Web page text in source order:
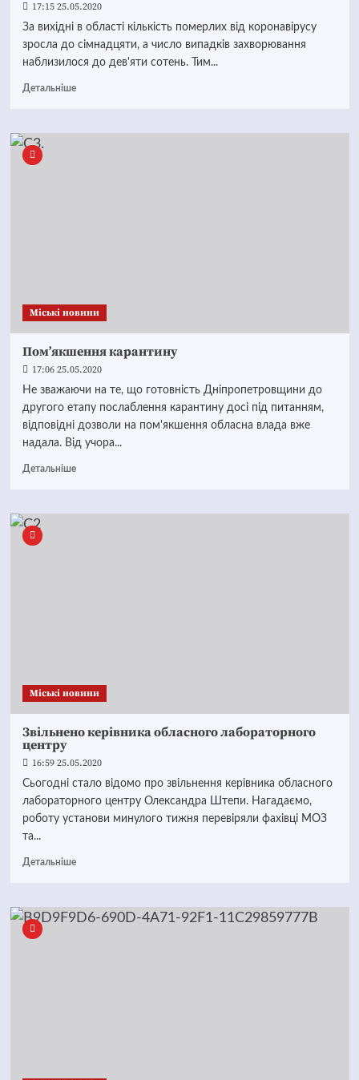
17:15 25.05.2020
За вихідні в області кількість померлих від коронавірусу
зросла до сімнадцяти, а число випадків захворювання
наблизилося до дев'яти сотень. Тим...
Детальніше
Mіські новини
Пом’якшення карантину
17:06 25.05.2020
Не зважаючи на те, що готовність Дніпропетровщини до
другого етапу послаблення карантину досі під питанням,
відповідні дозволи на пом'якшення обласна влада вже
надала. Від учора...
Детальніше
Mіські новини
Звільнено керівника обласного лабораторного
центру
16:59 25.05.2020
Сьогодні стало відомо про звільнення керівника обласного
лабораторного центру Олександра Штепи. Нагадаємо,
роботу установи минулого тижня перевіряли фахівці МОЗ
та...
Детальніше